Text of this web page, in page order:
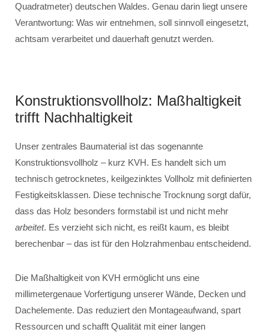
Quadratmeter) deutschen Waldes. Genau darin liegt unsere
Verantwortung: Was wir entnehmen, soll sinnvoll eingesetzt,
achtsam verarbeitet und dauerhaft genutzt werden.
Konstruktionsvollholz: Maßhaltigkeit
trifft Nachhaltigkeit
Unser zentrales Baumaterial ist das sogenannte
Konstruktionsvollholz – kurz KVH. Es handelt sich um
technisch getrocknetes, keilgezinktes Vollholz mit definierten
Festigkeitsklassen. Diese technische Trocknung sorgt dafür,
dass das Holz besonders formstabil ist und nicht mehr
arbeitet. Es verzieht sich nicht, es reißt kaum, es bleibt
berechenbar – das ist für den Holzrahmenbau entscheidend.
Die Maßhaltigkeit von KVH ermöglicht uns eine
millimetergenaue Vorfertigung unserer Wände, Decken und
Dachelemente. Das reduziert den Montageaufwand, spart
Ressourcen und schafft Qualität mit einer langen